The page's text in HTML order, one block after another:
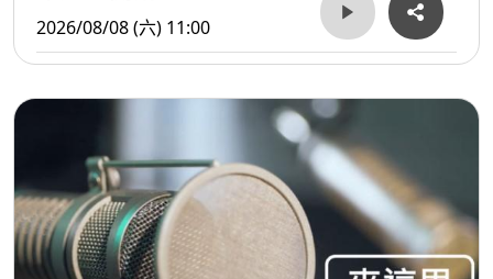
2026/08/08 (六) 11:00